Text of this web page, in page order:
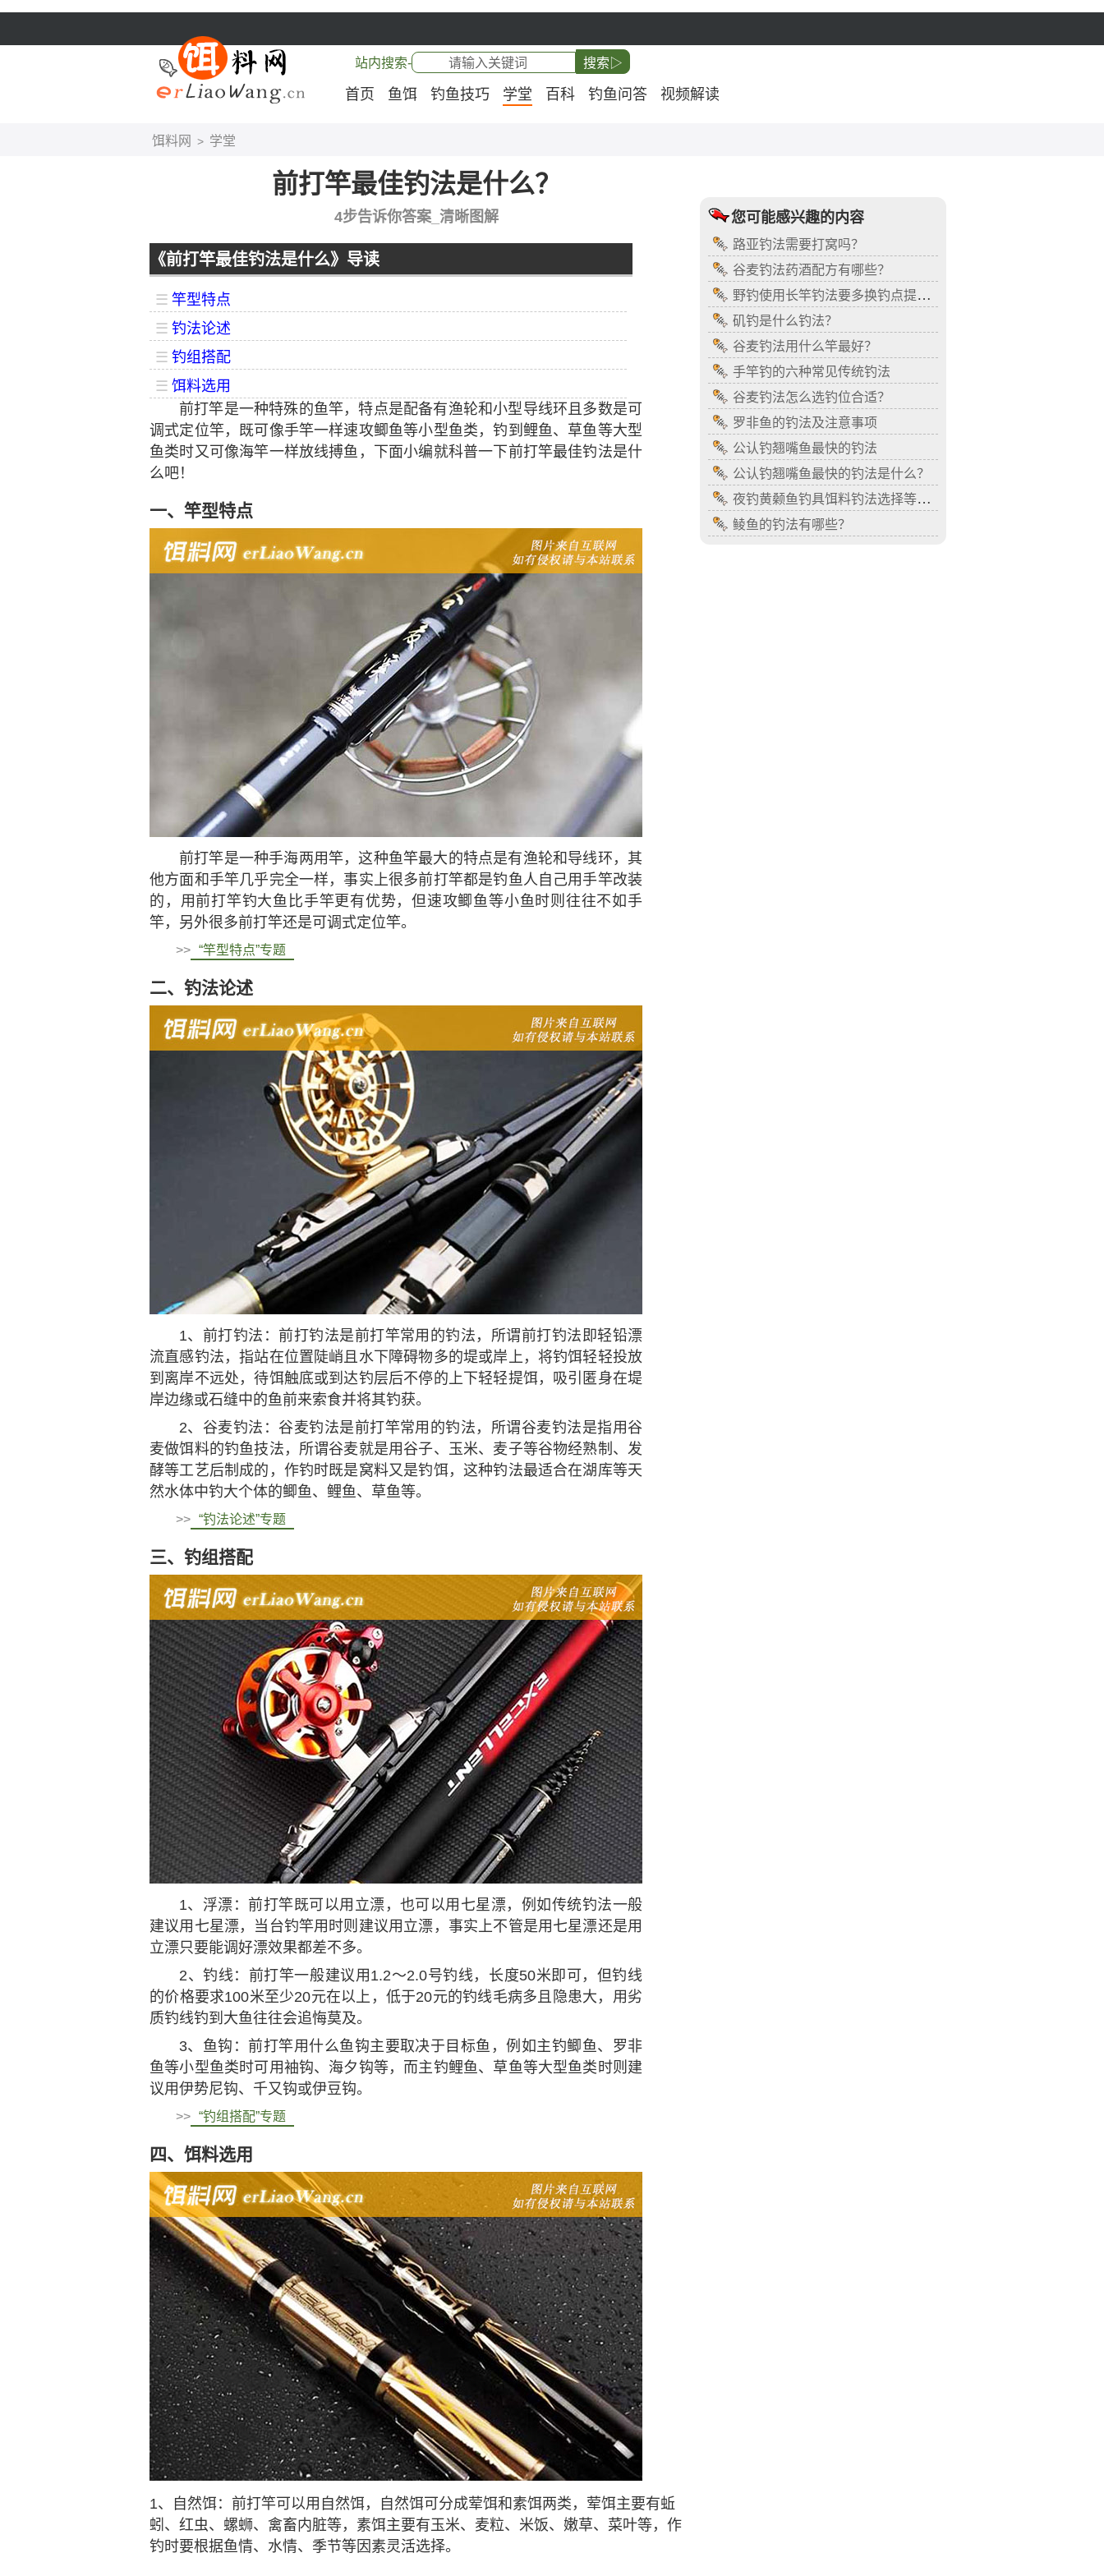
站内搜索- 搜索▷
首页 鱼饵 钓鱼技巧 学堂 百科 钓鱼问答 视频解读
饵料网 > 学堂
前打竿最佳钓法是什么？
4步告诉你答案_清晰图解
《前打竿最佳钓法是什么》导读
☰ 竿型特点
☰ 钓法论述
☰ 钓组搭配
☰ 饵料选用
前打竿是一种特殊的鱼竿，特点是配备有渔轮和小型导线环且多数是可
调式定位竿，既可像手竿一样速攻鲫鱼等小型鱼类，钓到鲤鱼、草鱼等大型
鱼类时又可像海竿一样放线搏鱼，下面小编就科普一下前打竿最佳钓法是什
么吧！
一、竿型特点
前打竿是一种手海两用竿，这种鱼竿最大的特点是有渔轮和导线环，其
他方面和手竿几乎完全一样，事实上很多前打竿都是钓鱼人自己用手竿改装
的，用前打竿钓大鱼比手竿更有优势，但速攻鲫鱼等小鱼时则往往不如手
竿，另外很多前打竿还是可调式定位竿。
>> “竿型特点”专题
二、钓法论述
1、前打钓法：前打钓法是前打竿常用的钓法，所谓前打钓法即轻铅漂
流直感钓法，指站在位置陡峭且水下障碍物多的堤或岸上，将钓饵轻轻投放
到离岸不远处，待饵触底或到达钓层后不停的上下轻轻提饵，吸引匿身在堤
岸边缘或石缝中的鱼前来索食并将其钓获。
2、谷麦钓法：谷麦钓法是前打竿常用的钓法，所谓谷麦钓法是指用谷
麦做饵料的钓鱼技法，所谓谷麦就是用谷子、玉米、麦子等谷物经熟制、发
酵等工艺后制成的，作钓时既是窝料又是钓饵，这种钓法最适合在湖库等天
然水体中钓大个体的鲫鱼、鲤鱼、草鱼等。
>> “钓法论述”专题
三、钓组搭配
1、浮漂：前打竿既可以用立漂，也可以用七星漂，例如传统钓法一般
建议用七星漂，当台钓竿用时则建议用立漂，事实上不管是用七星漂还是用
立漂只要能调好漂效果都差不多。
2、钓线：前打竿一般建议用1.2～2.0号钓线，长度50米即可，但钓线
的价格要求100米至少20元在以上，低于20元的钓线毛病多且隐患大，用劣
质钓线钓到大鱼往往会追悔莫及。
3、鱼钩：前打竿用什么鱼钩主要取决于目标鱼，例如主钓鲫鱼、罗非
鱼等小型鱼类时可用袖钩、海夕钩等，而主钓鲤鱼、草鱼等大型鱼类时则建
议用伊势尼钩、千又钩或伊豆钩。
>> “钓组搭配”专题
四、饵料选用
1、自然饵：前打竿可以用自然饵，自然饵可分成荤饵和素饵两类，荤饵主要有蚯
蚓、红虫、螺蛳、禽畜内脏等，素饵主要有玉米、麦粒、米饭、嫩草、菜叶等，作
钓时要根据鱼情、水情、季节等因素灵活选择。
您可能感兴趣的内容
路亚钓法需要打窝吗？
谷麦钓法药酒配方有哪些？
野钓使用长竿钓法要多换钓点提高渔获
矶钓是什么钓法？
谷麦钓法用什么竿最好？
手竿钓的六种常见传统钓法
谷麦钓法怎么选钓位合适？
罗非鱼的钓法及注意事项
公认钓翘嘴鱼最快的钓法
公认钓翘嘴鱼最快的钓法是什么？
夜钓黄颡鱼钓具饵料钓法选择等技巧分析
鲮鱼的钓法有哪些？